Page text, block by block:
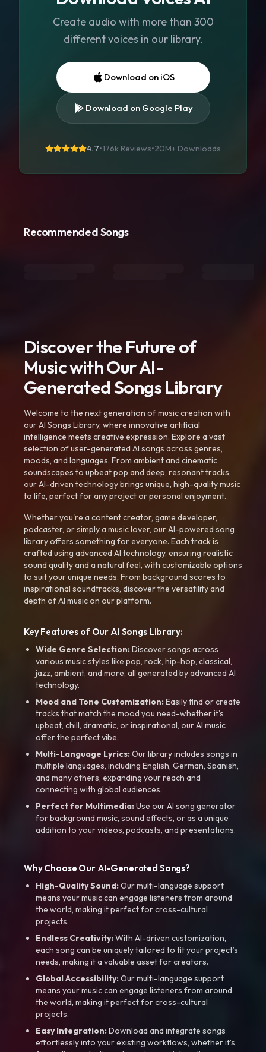
Create audio with more than 300
different voices in our library.
Download on iOS
Download on Google Play
4.7•176k Reviews•20M+ Downloads
Recommended Songs
Discover the Future of
Music with Our AI-
Generated Songs Library
Welcome to the next generation of music creation with
our AI Songs Library, where innovative artificial
intelligence meets creative expression. Explore a vast
selection of user-generated AI songs across genres,
moods, and languages. From ambient and cinematic
soundscapes to upbeat pop and deep, resonant tracks,
our AI-driven technology brings unique, high-quality music
to life, perfect for any project or personal enjoyment.
Whether you're a content creator, game developer,
podcaster, or simply a music lover, our AI-powered song
library offers something for everyone. Each track is
crafted using advanced AI technology, ensuring realistic
sound quality and a natural feel, with customizable options
to suit your unique needs. From background scores to
inspirational soundtracks, discover the versatility and
depth of AI music on our platform.
Key Features of Our AI Songs Library:
Wide Genre Selection:Discover songs across
various music styles like pop, rock, hip-hop, classical,
jazz, ambient, and more, all generated by advanced AI
technology.
Mood and Tone Customization:Easily find or create
tracks that match the mood you need-whether it’s
upbeat, chill, dramatic, or inspirational, our AI music
offer the perfect vibe.
Multi-Language Lyrics:Our library includes songs in
multiple languages, including English, German, Spanish,
and many others, expanding your reach and
connecting with global audiences.
Perfect for Multimedia:Use our AI song generator
for background music, sound effects, or as a unique
addition to your videos, podcasts, and presentations.
Why Choose Our AI-Generated Songs?
High-Quality Sound:Our multi-language support
means your music can engage listeners from around
the world, making it perfect for cross-cultural
projects.
Endless Creativity:With AI-driven customization,
each song can be uniquely tailored to fit your project’s
needs, making it a valuable asset for creators.
Global Accessibility:Our multi-language support
means your music can engage listeners from around
the world, making it perfect for cross-cultural
projects.
Easy Integration:Download and integrate songs
effortlessly into your existing workflows, whether it’s